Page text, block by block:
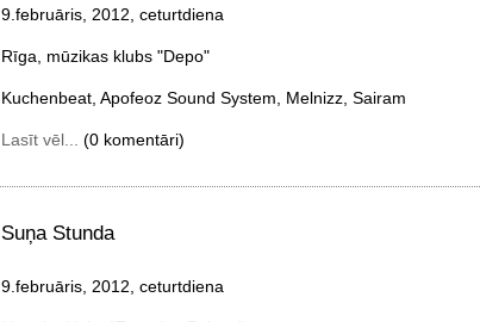
9.februāris, 2012, ceturtdiena
Rīga, mūzikas klubs "Depo"
Kuchenbeat, Apofeoz Sound System, Melnizz, Sairam
Lasīt vēl... (0 komentāri)
Suņa Stunda
9.februāris, 2012, ceturtdiena